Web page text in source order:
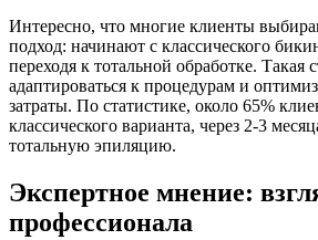
Интересно, что многие клиенты
подход: начинают с классического
переходя к тотальной обработке. Такая
адаптироваться к процедурам и
затраты. По статистике, около 65%
классического варианта, через 2-3
тотальную эпиляцию.
Экспертное мнение:
профессионала